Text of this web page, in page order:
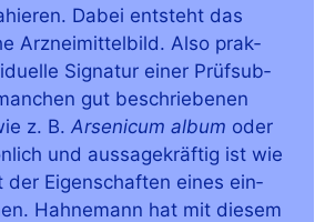
Dabei ent­steht das
Arz­nei­mit­tel­bild. Also prak­
Signa­tur einer Prüf­sub­
gut beschrie­be­nen
z. B. Arse­ni­cum album oder
und aus­sa­ge­kräf­tig ist wie
der Eigen­schaf­ten eines ein­
Hah­ne­mann hat mit die­sem